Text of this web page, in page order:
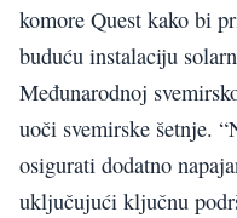
komore Quest kako bi
buduću instalaciju
Međunarodnoj
uoči svemirske šetnje.
osigurati dodatno
uključujući ključnu